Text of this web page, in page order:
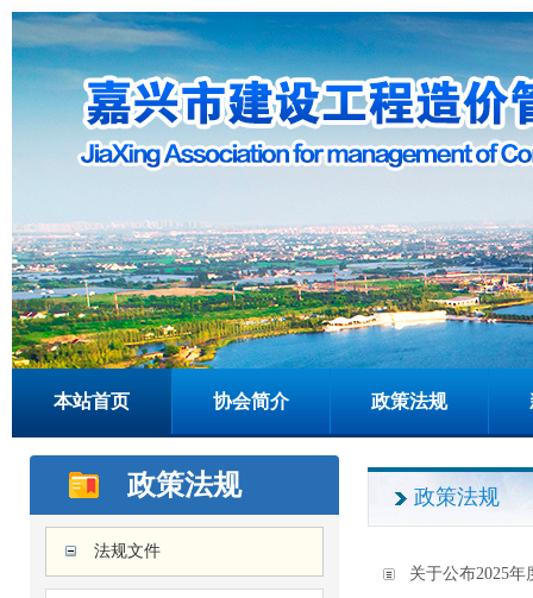
本站首页 协会简介 政策法规
政策法规
法规文件
政策法规
关于公布2025